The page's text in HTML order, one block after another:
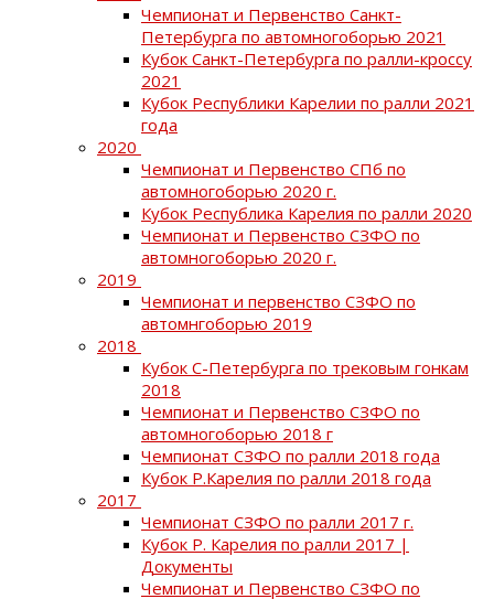
Чемпионат и Первенство Санкт-
Петербурга по автомногоборью 2021
Кубок Санкт-Петербурга по ралли-кроссу
2021
Кубок Республики Карелии по ралли 2021
года
2020
Чемпионат и Первенство СПб по
автомногоборью 2020 г.
Кубок Республика Карелия по ралли 2020
Чемпионат и Первенство СЗФО по
автомногоборью 2020 г.
2019
Чемпионат и первенство СЗФО по
автомнгоборью 2019
2018
Кубок С-Петербурга по трековым гонкам
2018
Чемпионат и Первенство СЗФО по
автомногоборью 2018 г
Чемпионат СЗФО по ралли 2018 года
Кубок Р.Карелия по ралли 2018 года
2017
Чемпионат СЗФО по ралли 2017 г.
Кубок Р. Карелия по ралли 2017 |
Документы
Чемпионат и Первенство СЗФО по